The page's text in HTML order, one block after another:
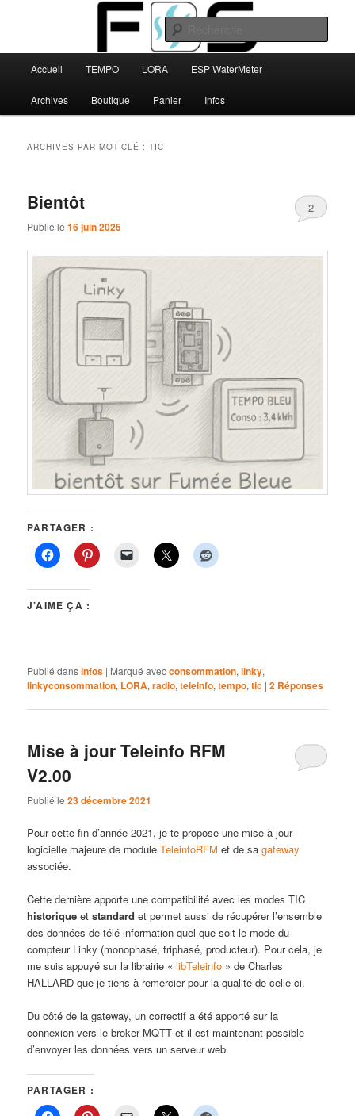
principal
secondaire
FBS
Accueil TEMPO LORA ESP WaterMeter
Archives Boutique Panier Infos
ARCHIVES PAR MOT-CLÉ :TIC
Bientôt
Publié le16 juin 2025
2
PARTAGER :
J’AIME ÇA :
Publié dansInfos | Marqué avecconsommation,linky,
linkyconsommation, LORA,radio,teleinfo,tempo,tic |2 Réponses
Mise à jour Teleinfo RFM
V2.00
Publié le23 décembre 2021
Pour cette fin d’année 2021, je te propose une mise à jour
logicielle majeure de moduleTeleinfoRFM et de sagateway
associée.
Cette dernière apporte une compatibilité avec les modes TIC
historique etstandard et permet aussi de récupérer l’ensemble
des données de télé-information quel que soit le mode du
compteur Linky (monophasé, triphasé, producteur). Pour cela, je
me suis appuyé sur la librairie «libTeleinfo » de Charles
HALLARD que je tiens à remercier pour la qualité de celle-ci.
Du côté de la gateway, un correctif a été apporté sur la
connexion vers le broker MQTT et il est maintenant possible
d’envoyer les données vers un serveur web.
PARTAGER :